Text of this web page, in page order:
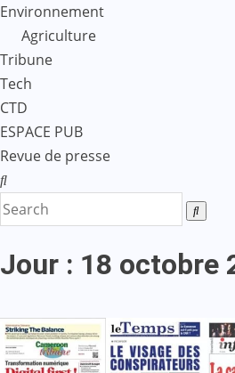
Environnement
Agriculture
Tribune
Tech
CTD
ESPACE PUB
Revue de presse
Jour : 18 octobre